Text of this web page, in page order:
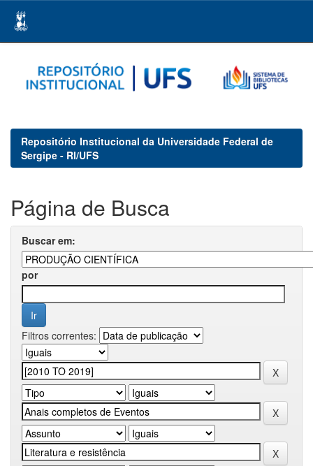
navigation
Repositório Institucional da Universidade Federal de
Sergipe - RI/UFS
Página de Busca
Buscar em:
por
Filtros correntes: